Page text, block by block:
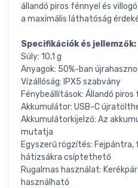
állandó piros fénnyel és
a maximális láthatóság
Specifikációk és jellemzők:
Súly: 10,1 g
Anyagok: 50%-ban
Vízállóság: IPX5 szabvány
Fénybeállítások: Állandó
Akkumulátor: USB-C
Akkumulátorkijelző: Az
mutatja
Egyszerű rögzítés:
hátizsákra csíptethető
Rugalmas használat:
használható